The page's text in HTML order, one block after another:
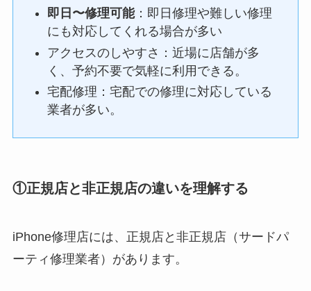
即日〜修理可能：即日修理や難しい修理
にも対応してくれる場合が多い
アクセスのしやすさ：近場に店舗が多
く、予約不要で気軽に利用できる。
宅配修理：宅配での修理に対応している
業者が多い。
①正規店と非正規店の違いを理解する
iPhone修理店には、正規店と非正規店（サードパ
ーティ修理業者）があります。